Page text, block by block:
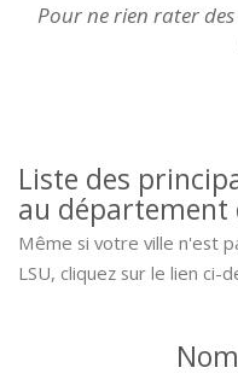
Pour ne rien rater
Liste des
au département
Même si votre ville n'est
LSU, cliquez sur le lien ci-